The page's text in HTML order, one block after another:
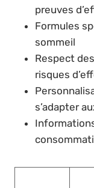
preuves
Formules
sommeil
Respect
risques
s’adapter